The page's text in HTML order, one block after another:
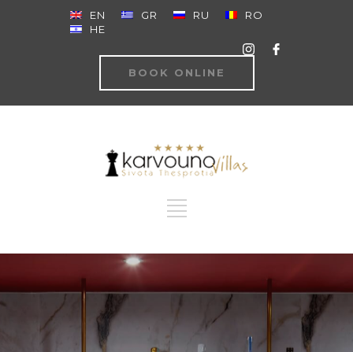
EN GR RU
RO
HE
BOOK ONLINE